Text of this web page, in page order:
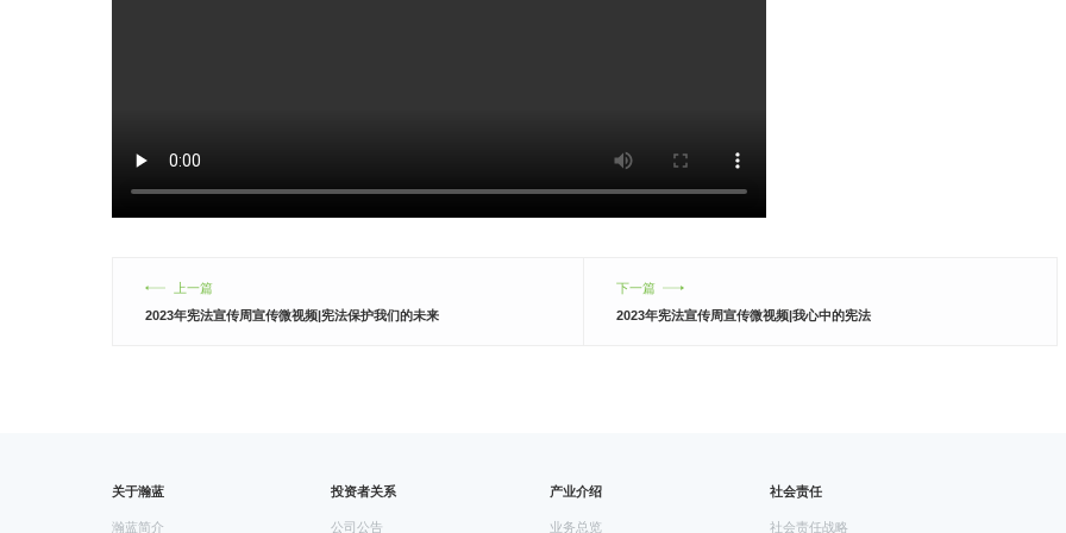
上一篇
2023年宪法宣传周宣传微视频|宪法保护我们的未来
下一篇
2023年宪法宣传周宣传微视频|我心中的宪法
关于瀚蓝
瀚蓝简介
投资者关系
公司公告
产业介绍
业务总览
社会责任
社会责任战略